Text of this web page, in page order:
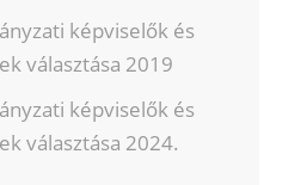
képviselők és
választása 2019
képviselők és
választása 2024.